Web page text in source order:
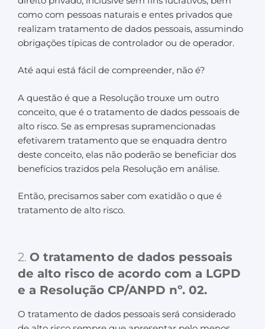
como com pessoas naturais e entes privados que
realizam tratamento de dados pessoais, assumindo
obrigações típicas de controlador ou de operador.
Até aqui está fácil de compreender, não é?
A questão é que a Resolução trouxe um outro
conceito, que é o tratamento de dados pessoais de
alto risco. Se as empresas supramencionadas
efetivarem tratamento que se enquadra dentro
deste conceito, elas não poderão se beneficiar dos
benefícios trazidos pela Resolução em análise.
Então, precisamos saber com exatidão o que é
tratamento de alto risco.
2. O tratamento de dados pessoais
de alto risco de acordo com a LGPD
e a Resolução CP/ANPD nº. 02.
O tratamento de dados pessoais será considerado